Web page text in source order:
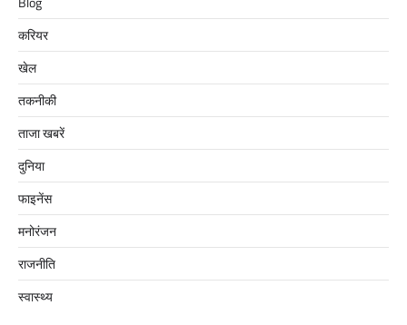
करियर
खेल
तकनीकी
ताजा खबरें
दुनिया
फाइनेंस
मनोरंजन
राजनीति
स्वास्थ्य